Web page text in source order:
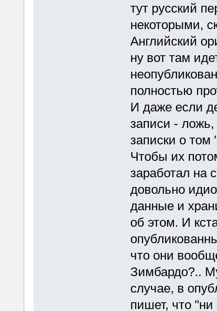
тут русский
некоторыми,
Английский
ну вот там
полностью
И даже если
записи -
записки о
Чтобы их
заработал на
довольно
данные и
об этом. И
что они
Зимбардо?..
случае, в
пишет, что